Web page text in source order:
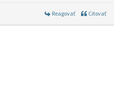
Reagovať Citovať